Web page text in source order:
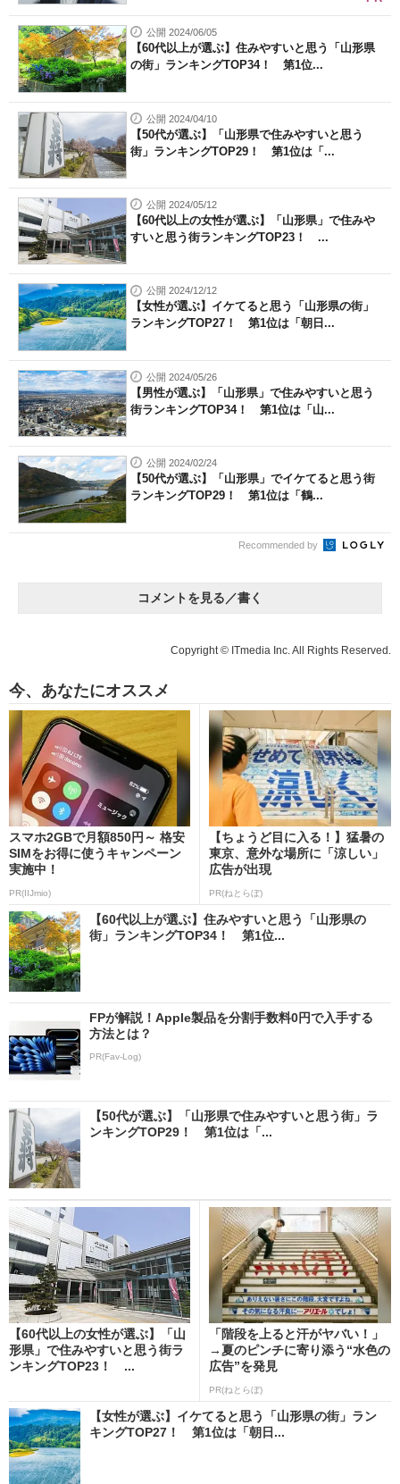
公開 2024/06/05
【60代以上が選ぶ】住みやすいと思う「山形県
の街」ランキングTOP34！ 第1位...
公開 2024/04/10
【50代が選ぶ】「山形県で住みやすいと思う
街」ランキングTOP29！ 第1位は「...
公開 2024/05/12
【60代以上の女性が選ぶ】「山形県」で住みや
すいと思う街ランキングTOP23！ ...
公開 2024/12/12
【女性が選ぶ】イケてると思う「山形県の街」
ランキングTOP27！ 第1位は「朝日...
公開 2024/05/26
【男性が選ぶ】「山形県」で住みやすいと思う
街ランキングTOP34！ 第1位は「山...
公開 2024/02/24
【50代が選ぶ】「山形県」でイケてると思う街
ランキングTOP29！ 第1位は「鶴...
Recommended by
コメントを見る／書く
Copyright © ITmedia Inc. All Rights Reserved.
今、あなたにオススメ
スマホ2GBで月額850円～ 格安
SIMをお得に使うキャンペーン
実施中！
PR(IIJmio)
【ちょうど目に入る！】猛暑の
東京、意外な場所に「涼しい」
広告が出現
PR(ねとらぼ)
【60代以上が選ぶ】住みやすいと思う「山形県の
街」ランキングTOP34！ 第1位...
FPが解説！Apple製品を分割手数料0円で入手する
方法とは？
PR(Fav-Log)
【50代が選ぶ】「山形県で住みやすいと思う街」ラ
ンキングTOP29！ 第1位は「...
【60代以上の女性が選ぶ】「山
形県」で住みやすいと思う街ラ
ンキングTOP23！ ...
「階段を上ると汗がヤバい！」
→夏のピンチに寄り添う“水色の
広告”を発見
PR(ねとらぼ)
【女性が選ぶ】イケてると思う「山形県の街」ラン
キングTOP27！ 第1位は「朝日...